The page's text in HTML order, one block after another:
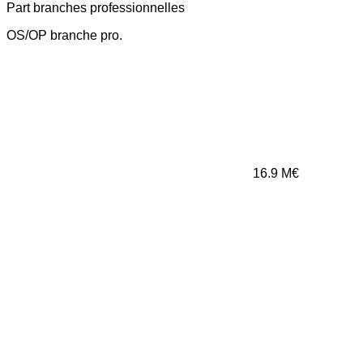
Part branches professionnelles
OS/OP branche pro.
16.9 M€